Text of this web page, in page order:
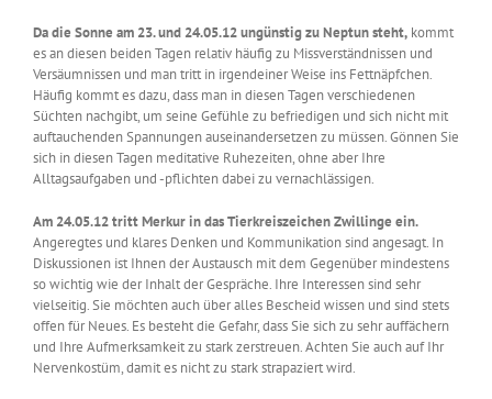
Da die Sonne am 23. und 24.05.12 ungünstig zu Neptun steht, kommt
es an diesen beiden Tagen relativ häufig zu Missverständnissen und
Versäumnissen und man tritt in irgendeiner Weise ins Fettnäpfchen.
Häufig kommt es dazu, dass man in diesen Tagen verschiedenen
Süchten nachgibt, um seine Gefühle zu befriedigen und sich nicht mit
auftauchenden Spannungen auseinandersetzen zu müssen. Gönnen Sie
sich in diesen Tagen meditative Ruhezeiten, ohne aber Ihre
Alltagsaufgaben und -pflichten dabei zu vernachlässigen.
Am 24.05.12 tritt Merkur in das Tierkreiszeichen Zwillinge ein.
Angeregtes und klares Denken und Kommunikation sind angesagt. In
Diskussionen ist Ihnen der Austausch mit dem Gegenüber mindestens
so wichtig wie der Inhalt der Gespräche. Ihre Interessen sind sehr
vielseitig. Sie möchten auch über alles Bescheid wissen und sind stets
offen für Neues. Es besteht die Gefahr, dass Sie sich zu sehr auffächern
und Ihre Aufmerksamkeit zu stark zerstreuen. Achten Sie auch auf Ihr
Nervenkostüm, damit es nicht zu stark strapaziert wird.